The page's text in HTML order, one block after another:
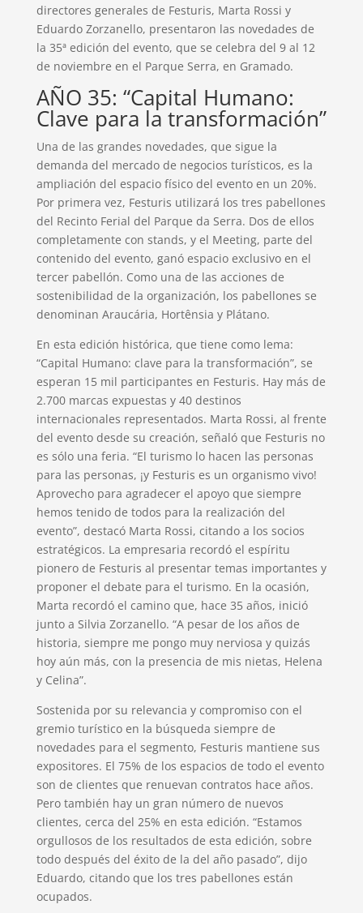
directores generales de Festuris, Marta Rossi y
Eduardo Zorzanello, presentaron las novedades de
la 35ª edición del evento, que se celebra del 9 al 12
de noviembre en el Parque Serra, en Gramado.
AÑO 35: “Capital Humano:
Clave para la transformación”
Una de las grandes novedades, que sigue la
demanda del mercado de negocios turísticos, es la
ampliación del espacio físico del evento en un 20%.
Por primera vez, Festuris utilizará los tres pabellones
del Recinto Ferial del Parque da Serra. Dos de ellos
completamente con stands, y el Meeting, parte del
contenido del evento, ganó espacio exclusivo en el
tercer pabellón. Como una de las acciones de
sostenibilidad de la organización, los pabellones se
denominan Araucária, Hortênsia y Plátano.
En esta edición histórica, que tiene como lema:
“Capital Humano: clave para la transformación”, se
esperan 15 mil participantes en Festuris. Hay más de
2.700 marcas expuestas y 40 destinos
internacionales representados. Marta Rossi, al frente
del evento desde su creación, señaló que Festuris no
es sólo una feria. “El turismo lo hacen las personas
para las personas, ¡y Festuris es un organismo vivo!
Aprovecho para agradecer el apoyo que siempre
hemos tenido de todos para la realización del
evento”, destacó Marta Rossi, citando a los socios
estratégicos. La empresaria recordó el espíritu
pionero de Festuris al presentar temas importantes y
proponer el debate para el turismo. En la ocasión,
Marta recordó el camino que, hace 35 años, inició
junto a Silvia Zorzanello. “A pesar de los años de
historia, siempre me pongo muy nerviosa y quizás
hoy aún más, con la presencia de mis nietas, Helena
y Celina”.
Sostenida por su relevancia y compromiso con el
gremio turístico en la búsqueda siempre de
novedades para el segmento, Festuris mantiene sus
expositores. El 75% de los espacios de todo el evento
son de clientes que renuevan contratos hace años.
Pero también hay un gran número de nuevos
clientes, cerca del 25% en esta edición. “Estamos
orgullosos de los resultados de esta edición, sobre
todo después del éxito de la del año pasado”, dijo
Eduardo, citando que los tres pabellones están
ocupados.